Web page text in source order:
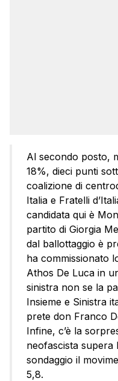
Al secondo posto,
18%, dieci punti
coalizione di
Italia e Fratelli
candidata qui è
partito di Giorgia
dal ballottaggio è
ha commissionato
Athos De Luca in
sinistra non se la
Insieme e Sinistra
prete don Franco
Infine, c’è la
neofascista supera
sondaggio il
5,8.